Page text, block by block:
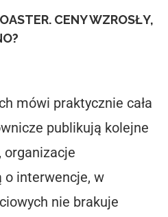
CENY WZROSŁY,
mówi praktycznie cała
publikują kolejne
organizacje
o interwencje, w
nie brakuje